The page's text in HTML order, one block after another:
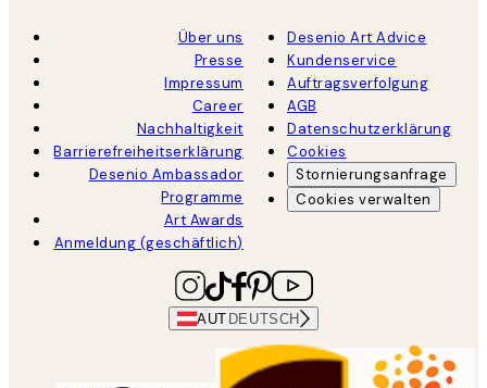
Über uns
Presse
Impressum
Career
Nachhaltigkeit
Barrierefreiheitserklärung
Desenio Ambassador
Programme
Art Awards
Anmeldung (geschäftlich)
Desenio Art Advice
Kundenservice
Auftragsverfolgung
AGB
Datenschutzerklärung
Cookies
Stornierungsanfrage
Cookies verwalten
AUT DEUTSCH